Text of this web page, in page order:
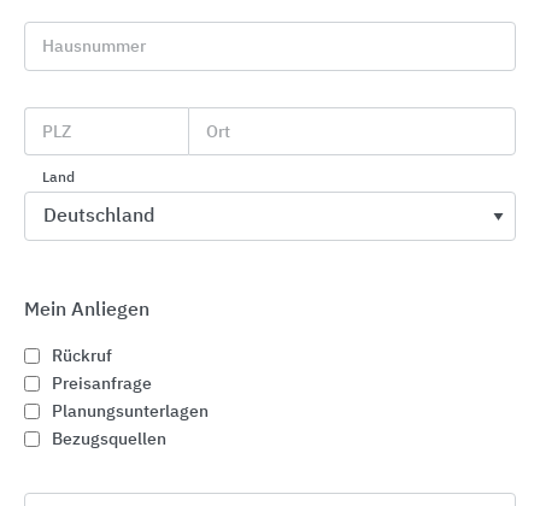
Duschen
Bette
Hausnummer
PLZ Ort
Land
Mein Anliegen
Rückruf
Preisanfrage
Planungsunterlagen
Bezugsquellen